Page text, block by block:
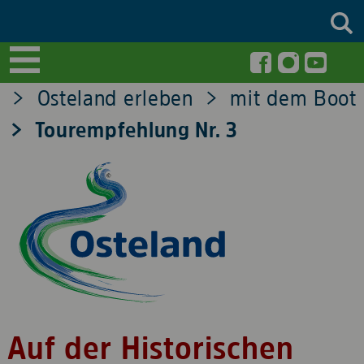
Osteland erleben
mit dem Boot
Tourempfehlung Nr. 3
Auf der Historischen